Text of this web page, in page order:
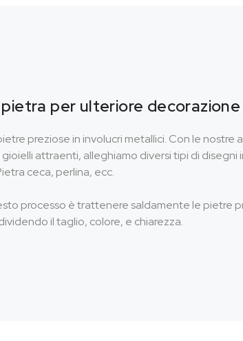
per ulteriore decorazione
preziose in involucri metallici. Con le nostre
attraenti, alleghiamo diversi tipi di disegni
ceca, perlina, ecc.
processo è trattenere saldamente le pietre
il taglio, colore, e chiarezza.